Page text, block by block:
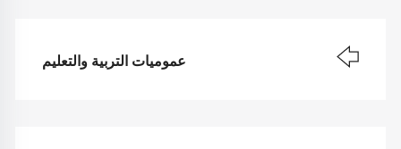
عموميات التربية والتعليم